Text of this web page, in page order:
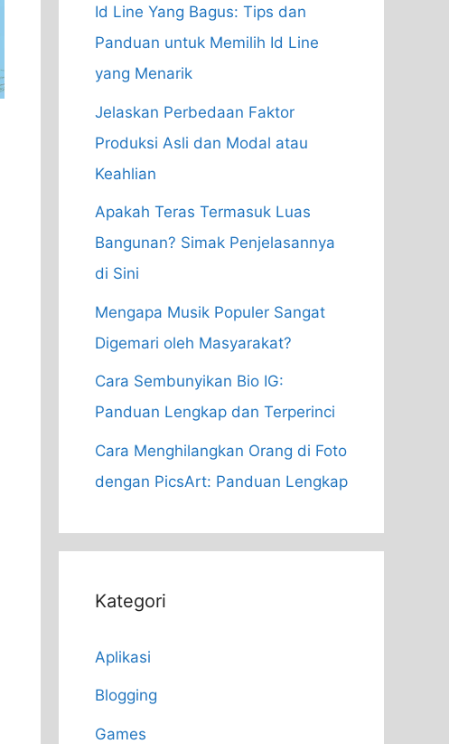
Id Line Yang Bagus: Tips dan
Panduan untuk Memilih Id Line
yang Menarik
Jelaskan Perbedaan Faktor
Produksi Asli dan Modal atau
Keahlian
Apakah Teras Termasuk Luas
Bangunan? Simak Penjelasannya
di Sini
Mengapa Musik Populer Sangat
Digemari oleh Masyarakat?
Cara Sembunyikan Bio IG:
Panduan Lengkap dan Terperinci
Cara Menghilangkan Orang di Foto
dengan PicsArt: Panduan Lengkap
Kategori
Aplikasi
Blogging
Games